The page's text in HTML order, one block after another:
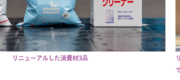
リニューアルした消費材3品